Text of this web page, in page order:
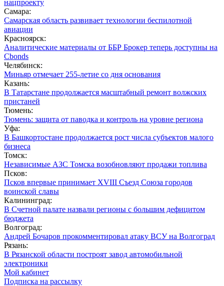
нацпроекту
Самара:
Самарская область развивает технологии беспилотной
авиации
Красноярск:
Аналитические материалы от ББР Брокер теперь доступны на
Cbonds
Челябинск:
Миньяр отмечает 255-летие со дня основания
Казань:
В Татарстане продолжается масштабный ремонт волжских
пристаней
Тюмень:
Тюмень: защита от паводка и контроль на уровне региона
Уфа:
В Башкортостане продолжается рост числа субъектов малого
бизнеса
Томск:
Независимые АЗС Томска возобновляют продажи топлива
Псков:
Псков впервые принимает XVIII Съезд Союза городов
воинской славы
Калининград:
В Счетной палате назвали регионы с большим дефицитом
бюджета
Волгоград:
Андрей Бочаров прокомментировал атаку ВСУ на Волгоград
Рязань:
В Рязанской области построят завод автомобильной
электроники
Мой кабинет
Подписка на рассылку